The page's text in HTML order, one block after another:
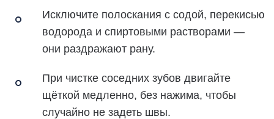
Исключите полоскания с содой, перекисью
водорода и спиртовыми растворами —
они раздражают рану.
При чистке соседних зубов двигайте
щёткой медленно, без нажима, чтобы
случайно не задеть швы.